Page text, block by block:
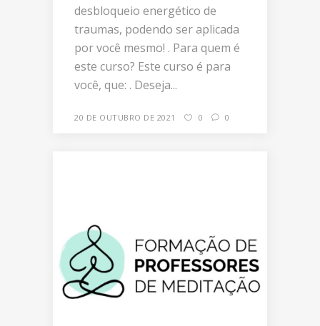
desbloqueio energético de
traumas, podendo ser aplicada
por você mesmo! . Para quem é
este curso? Este curso é para
você, que: . Deseja...
20 DE OUTUBRO DE 2021 0 0